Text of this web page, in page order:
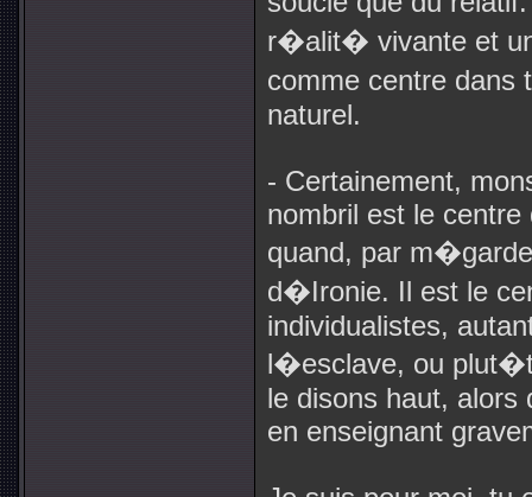
r�alit� vivante et
comme centre
naturel.
- Certainement,
nombril est le
quand, par
d�Ironie. Il est le
individualistes,
l�esclave, ou
le disons haut, alors
en enseignant